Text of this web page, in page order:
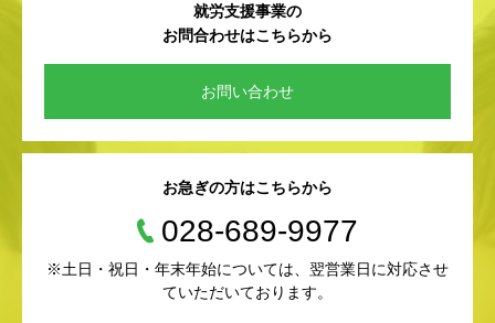
就労支援事業の
お問合わせはこちらから
お問い合わせ
お急ぎの方はこちらから
028-689-9977
※土日・祝日・年末年始については、翌営業日に対応させ
ていただいております。